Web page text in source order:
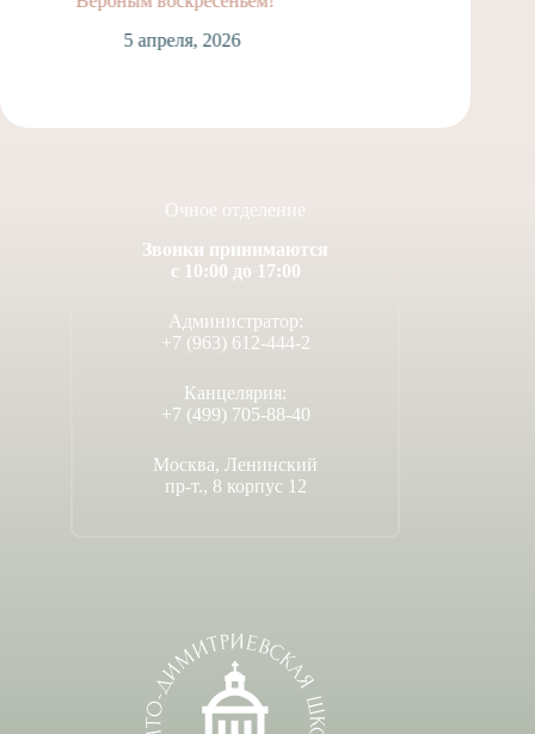
5 апреля, 2026
Очное отделение
Звонки принимаются
с 10:00 до 17:00
Администратор:
+7 (963) 612-444-2
Канцелярия:
+7 (499) 705-88-40
Москва, Ленинский
пр-т., 8 корпус 12